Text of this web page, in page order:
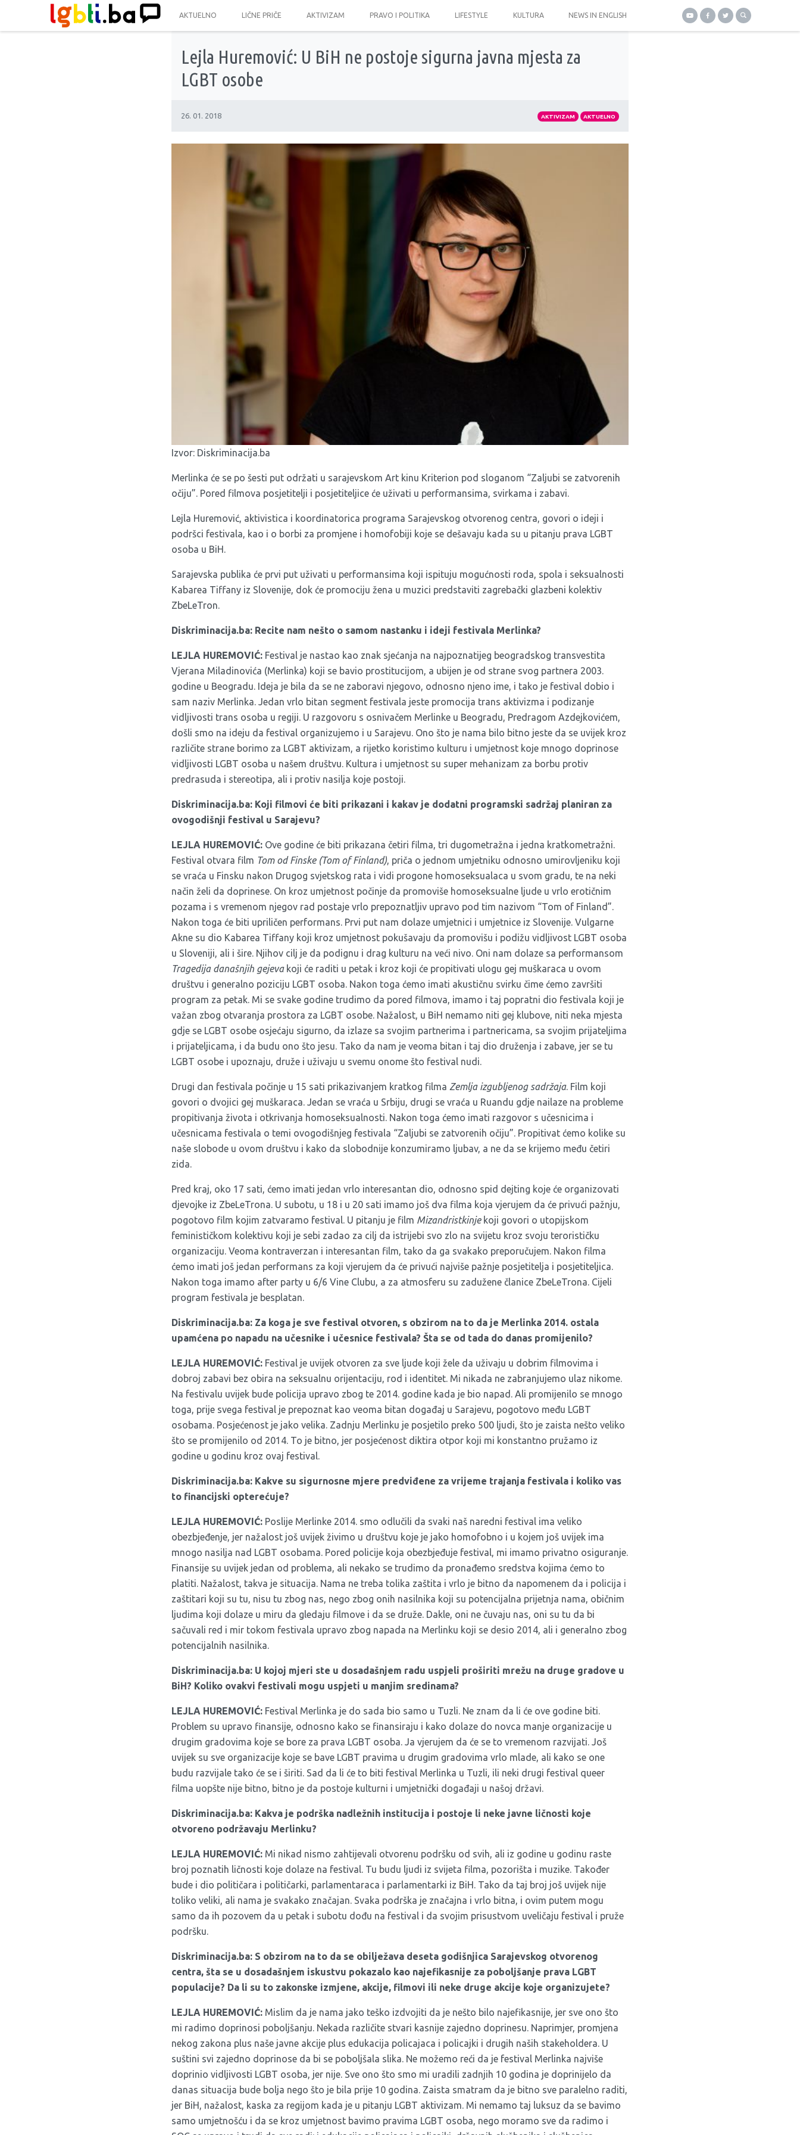
AKTUELNO LIČNE PRIČE AKTIVIZAM PRAVO I POLITIKA LIFESTYLE KULTURA NEWS IN ENGLISH
Lejla Huremović: U BiH ne postoje sigurna javna mjesta za
LGBT osobe
26. 01. 2018 AKTIVIZAM AKTUELNO
Izvor: Diskriminacija.ba
Merlinka će se po šesti put održati u sarajevskom Art kinu Kriterion pod sloganom “Zaljubi se zatvorenih
očiju”. Pored filmova posjetitelji i posjetiteljice će uživati u performansima, svirkama i zabavi.
Lejla Huremović, aktivistica i koordinatorica programa Sarajevskog otvorenog centra, govori o ideji i
podršci festivala, kao i o borbi za promjene i homofobiji koje se dešavaju kada su u pitanju prava LGBT
osoba u BiH.
Sarajevska publika će prvi put uživati u performansima koji ispituju mogućnosti roda, spola i seksualnosti
Kabarea Tiffany iz Slovenije, dok će promociju žena u muzici predstaviti zagrebački glazbeni kolektiv
ZbeLeTron.
Diskriminacija.ba: Recite nam nešto o samom nastanku i ideji festivala Merlinka?
LEJLA HUREMOVIĆ: Festival je nastao kao znak sjećanja na najpoznatijeg beogradskog transvestita
Vjerana Miladinovića (Merlinka) koji se bavio prostitucijom, a ubijen je od strane svog partnera 2003.
godine u Beogradu. Ideja je bila da se ne zaboravi njegovo, odnosno njeno ime, i tako je festival dobio i
sam naziv Merlinka. Jedan vrlo bitan segment festivala jeste promocija trans aktivizma i podizanje
vidljivosti trans osoba u regiji. U razgovoru s osnivačem Merlinke u Beogradu, Predragom Azdejkovićem,
došli smo na ideju da festival organizujemo i u Sarajevu. Ono što je nama bilo bitno jeste da se uvijek kroz
različite strane borimo za LGBT aktivizam, a rijetko koristimo kulturu i umjetnost koje mnogo doprinose
vidljivosti LGBT osoba u našem društvu. Kultura i umjetnost su super mehanizam za borbu protiv
predrasuda i stereotipa, ali i protiv nasilja koje postoji.
Diskriminacija.ba: Koji filmovi će biti prikazani i kakav je dodatni programski sadržaj planiran za
ovogodišnji festival u Sarajevu?
LEJLA HUREMOVIĆ: Ove godine će biti prikazana četiri filma, tri dugometražna i jedna kratkometražni.
Festival otvara film Tom od Finske (Tom of Finland) , priča o jednom umjetniku odnosno umirovljeniku koji
se vraća u Finsku nakon Drugog svjetskog rata i vidi progone homoseksualaca u svom gradu, te na neki
način želi da doprinese. On kroz umjetnost počinje da promoviše homoseksualne ljude u vrlo erotičnim
pozama i s vremenom njegov rad postaje vrlo prepoznatljiv upravo pod tim nazivom “Tom of Finland”.
Nakon toga će biti upriličen performans. Prvi put nam dolaze umjetnici i umjetnice iz Slovenije. Vulgarne
Akne su dio Kabarea Tiffany koji kroz umjetnost pokušavaju da promovišu i podižu vidljivost LGBT osoba
u Sloveniji, ali i šire. Njihov cilj je da podignu i drag kulturu na veći nivo. Oni nam dolaze sa performansom
Tragedija današnjih gejevakoji će raditi u petak i kroz koji će propitivati ulogu gej muškaraca u ovom
društvu i generalno poziciju LGBT osoba. Nakon toga ćemo imati akustičnu svirku čime ćemo završiti
program za petak. Mi se svake godine trudimo da pored filmova, imamo i taj popratni dio festivala koji je
važan zbog otvaranja prostora za LGBT osobe. Nažalost, u BiH nemamo niti gej klubove, niti neka mjesta
gdje se LGBT osobe osjećaju sigurno, da izlaze sa svojim partnerima i partnericama, sa svojim prijateljima
i prijateljicama, i da budu ono što jesu. Tako da nam je veoma bitan i taj dio druženja i zabave, jer se tu
LGBT osobe i upoznaju, druže i uživaju u svemu onome što festival nudi.
Drugi dan festivala počinje u 15 sati prikazivanjem kratkog filma Zemlja izgubljenog sadržaja. Film koji
govori o dvojici gej muškaraca. Jedan se vraća u Srbiju, drugi se vraća u Ruandu gdje nailaze na probleme
propitivanja života i otkrivanja homoseksualnosti. Nakon toga ćemo imati razgovor s učesnicima i
učesnicama festivala o temi ovogodišnjeg festivala “Zaljubi se zatvorenih očiju”. Propitivat ćemo kolike su
naše slobode u ovom društvu i kako da slobodnije konzumiramo ljubav, a ne da se krijemo među četiri
zida.
Pred kraj, oko 17 sati, ćemo imati jedan vrlo interesantan dio, odnosno spid dejting koje će organizovati
djevojke iz ZbeLeTrona. U subotu, u 18 i u 20 sati imamo još dva filma koja vjerujem da će privući pažnju,
pogotovo film kojim zatvaramo festival. U pitanju je film Mizandristkinjekoji govori o utopijskom
feminističkom kolektivu koji je sebi zadao za cilj da istrijebi svo zlo na svijetu kroz svoju terorističku
organizaciju. Veoma kontraverzan i interesantan film, tako da ga svakako preporučujem. Nakon filma
ćemo imati još jedan performans za koji vjerujem da će privući najviše pažnje posjetitelja i posjetiteljica.
Nakon toga imamo after party u 6/6 Vine Clubu, a za atmosferu su zadužene članice ZbeLeTrona. Cijeli
program festivala je besplatan.
Diskriminacija.ba: Za koga je sve festival otvoren, s obzirom na to da je Merlinka 2014. ostala
upamćena po napadu na učesnike i učesnice festivala? Šta se od tada do danas promijenilo?
LEJLA HUREMOVIĆ: Festival je uvijek otvoren za sve ljude koji žele da uživaju u dobrim filmovima i
dobroj zabavi bez obira na seksualnu orijentaciju, rod i identitet. Mi nikada ne zabranjujemo ulaz nikome.
Na festivalu uvijek bude policija upravo zbog te 2014. godine kada je bio napad. Ali promijenilo se mnogo
toga, prije svega festival je prepoznat kao veoma bitan događaj u Sarajevu, pogotovo među LGBT
osobama. Posjećenost je jako velika. Zadnju Merlinku je posjetilo preko 500 ljudi, što je zaista nešto veliko
što se promijenilo od 2014. To je bitno, jer posjećenost diktira otpor koji mi konstantno pružamo iz
godine u godinu kroz ovaj festival.
Diskriminacija.ba: Kakve su sigurnosne mjere predviđene za vrijeme trajanja festivala i koliko vas
to financijski opterećuje?
LEJLA HUREMOVIĆ: Poslije Merlinke 2014. smo odlučili da svaki naš naredni festival ima veliko
obezbjeđenje, jer nažalost još uvijek živimo u društvu koje je jako homofobno i u kojem još uvijek ima
mnogo nasilja nad LGBT osobama. Pored policije koja obezbjeđuje festival, mi imamo privatno osiguranje.
Finansije su uvijek jedan od problema, ali nekako se trudimo da pronađemo sredstva kojima ćemo to
platiti. Nažalost, takva je situacija. Nama ne treba tolika zaštita i vrlo je bitno da napomenem da i policija i
zaštitari koji su tu, nisu tu zbog nas, nego zbog onih nasilnika koji su potencijalna prijetnja nama, običnim
ljudima koji dolaze u miru da gledaju filmove i da se druže. Dakle, oni ne čuvaju nas, oni su tu da bi
sačuvali red i mir tokom festivala upravo zbog napada na Merlinku koji se desio 2014, ali i generalno zbog
potencijalnih nasilnika.
Diskriminacija.ba: U kojoj mjeri ste u dosadašnjem radu uspjeli proširiti mrežu na druge gradove u
BiH? Koliko ovakvi festivali mogu uspjeti u manjim sredinama?
LEJLA HUREMOVIĆ: Festival Merlinka je do sada bio samo u Tuzli. Ne znam da li će ove godine biti.
Problem su upravo finansije, odnosno kako se finansiraju i kako dolaze do novca manje organizacije u
drugim gradovima koje se bore za prava LGBT osoba. Ja vjerujem da će se to vremenom razvijati. Još
uvijek su sve organizacije koje se bave LGBT pravima u drugim gradovima vrlo mlade, ali kako se one
budu razvijale tako će se i širiti. Sad da li će to biti festival Merlinka u Tuzli, ili neki drugi festival queer
filma uopšte nije bitno, bitno je da postoje kulturni i umjetnički događaji u našoj državi.
Diskriminacija.ba: Kakva je podrška nadležnih institucija i postoje li neke javne ličnosti koje
otvoreno podržavaju Merlinku?
LEJLA HUREMOVIĆ: Mi nikad nismo zahtijevali otvorenu podršku od svih, ali iz godine u godinu raste
broj poznatih ličnosti koje dolaze na festival. Tu budu ljudi iz svijeta filma, pozorišta i muzike. Također
bude i dio političara i političarki, parlamentaraca i parlamentarki iz BiH. Tako da taj broj još uvijek nije
toliko veliki, ali nama je svakako značajan. Svaka podrška je značajna i vrlo bitna, i ovim putem mogu
samo da ih pozovem da u petak i subotu dođu na festival i da svojim prisustvom uveličaju festival i pruže
podršku.
Diskriminacija.ba: S obzirom na to da se obilježava deseta godišnjica Sarajevskog otvorenog
centra, šta se u dosadašnjem iskustvu pokazalo kao najefikasnije za poboljšanje prava LGBT
populacije? Da li su to zakonske izmjene, akcije, filmovi ili neke druge akcije koje organizujete?
LEJLA HUREMOVIĆ: Mislim da je nama jako teško izdvojiti da je nešto bilo najefikasnije, jer sve ono što
mi radimo doprinosi poboljšanju. Nekada različite stvari kasnije zajedno doprinesu. Naprimjer, promjena
nekog zakona plus naše javne akcije plus edukacija policajaca i policajki i drugih naših stakeholdera. U
suštini svi zajedno doprinose da bi se poboljšala slika. Ne možemo reći da je festival Merlinka najviše
doprinio vidljivosti LGBT osoba, jer nije. Sve ono što smo mi uradili zadnjih 10 godina je doprinijelo da
danas situacija bude bolja nego što je bila prije 10 godina. Zaista smatram da je bitno sve paralelno raditi,
jer BiH, nažalost, kaska za regijom kada je u pitanju LGBT aktivizam. Mi nemamo taj luksuz da se bavimo
samo umjetnošću i da se kroz umjetnost bavimo pravima LGBT osoba, nego moramo sve da radimo i